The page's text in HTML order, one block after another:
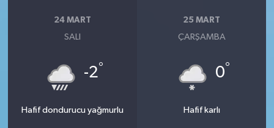
24 MART
SALI
-2°
Hafif dondurucu yağmurlu
25 MART
ÇARŞAMBA
0°
Hafif karlı